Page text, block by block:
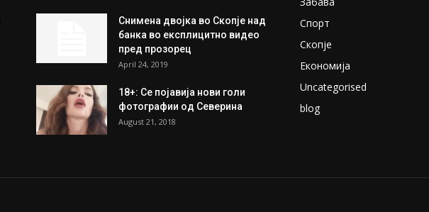
Снимена двојка во Скопје над
банка во експлицитно видео
пред прозорец
April 24, 2019
18+: Се појавија нови голи
фотографии од Северина
August 21, 2018
Спорт
Скопје
Економија
Uncategorised
blog